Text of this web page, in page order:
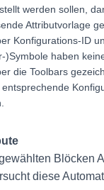
werden sollen,
Attributvorlage
Konfigurations-ID
)Symbole haben
die Toolbars
Blöcken
diese